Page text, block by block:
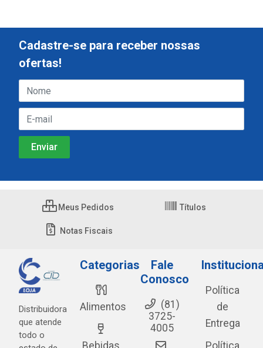
Cadastre-se para receber nossas
ofertas!
Meus Pedidos Títulos
Notas Fiscais
Distribuidora
que atende
todo o
Categorias
Alimentos
Bebidas
Fale
Conosco
(81)
3725-
4005
Política
de
Entrega
Política